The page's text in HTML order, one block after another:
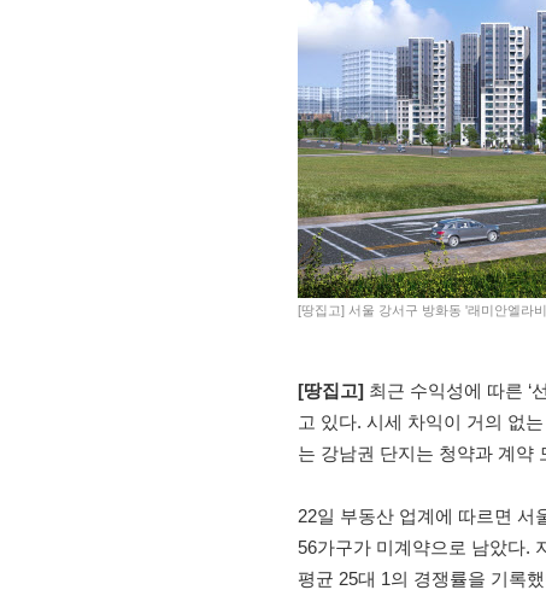
[땅집고] 서울 강서구 방화동 '래미안엘라
[땅집고] 최근 수익성에 따른 ‘
고 있다. 시세 차익이 거의 없
는 강남권 단지는 청약과 계약
22일 부동산 업계에 따르면 서
56가구가 미계약으로 남았다.
평균 25대 1의 경쟁률을 기록